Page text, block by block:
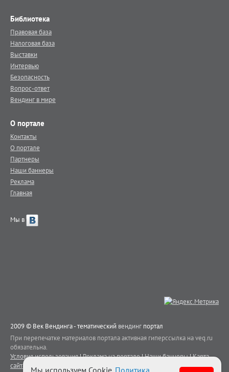
Библиотека
Правовая база
Налоговая база
Выставки
Интервью
Безопасность
Вопрос-ответ
Вендинг в мире
О портале
Контакты
О портале
Партнеры
Наши баннеры
Реклама
Главная
Мы в
2009 © Век Вендинга - тематический вендинг портал
При перепечатке материалов портала активная гиперссылка на veq.ru
обязательна.
Условия использования|Реклама на портале|Наши баннеры|Карта
сайта
Контакты
Мы используем Cookie. Политика